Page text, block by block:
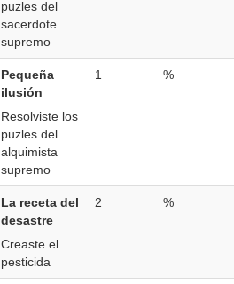
puzles del
sacerdote
supremo
Pequeña
ilusión
Resolviste los
puzles del
alquimista
supremo
1 %
La receta del
desastre
Creaste el
pesticida
2 %